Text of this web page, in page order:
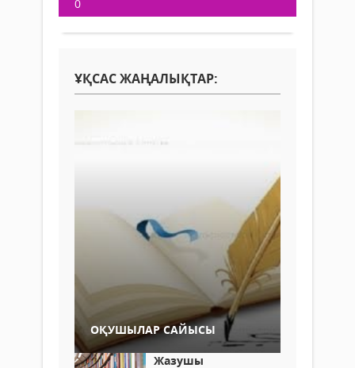
0
ҰҚСАС ЖАҢАЛЫҚТАР:
ОҚУШЫЛАР САЙЫСЫ
Жазушы